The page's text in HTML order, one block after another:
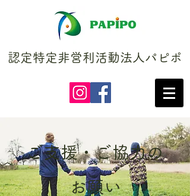
認定特定非営利活動法人パピポ
ご支援・ご協力の
お願い